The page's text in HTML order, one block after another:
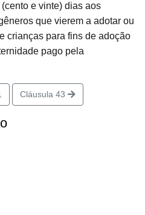
e vinte) dias aos
que vierem a adotar ou
crianças para fins de adoção
pago pela
Cláusula 43